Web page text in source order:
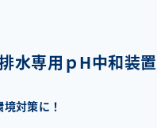
水専用ｐH中和装置
対策に！